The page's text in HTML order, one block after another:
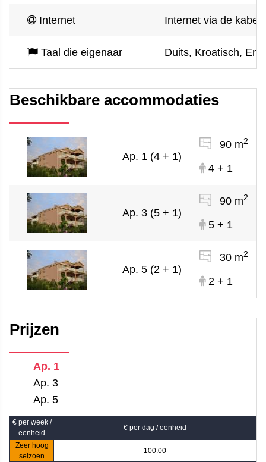
Internet Internet via de kabel
Taal die eigenaar Duits, Kroatisch,
Beschikbare accommodaties
Ap. 1 (4 + 1)
90 m2
4 + 1
Ap. 3 (5 + 1)
90 m2
5 + 1
Ap. 5 (2 + 1)
30 m2
2 + 1
Prijzen
Ap. 1
Ap. 3
Ap. 5
€ per week /
eenheid
€ per dag / eenheid
Zeer hoog
seizoen
100.00